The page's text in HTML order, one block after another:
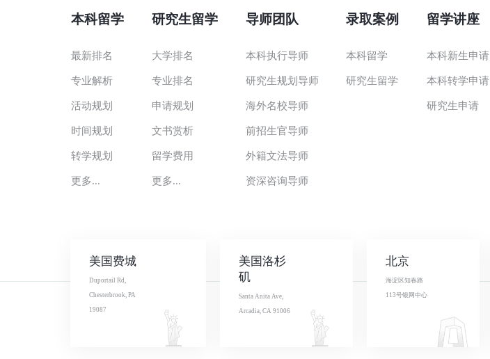
本科留学
最新排名
专业解析
活动规划
时间规划
转学规划
更多...
研究生留学
大学排名
专业排名
申请规划
文书赏析
留学费用
更多...
导师团队
本科执行导师
研究生规划导师
海外名校导师
前招生官导师
外籍文法导师
资深咨询导师
录取案例
本科留学
研究生留学
留学讲座
本科新生申请
本科转学申请
研究生申请
美国费城
Duportail Rd,
Chesterbrook, PA
19087
美国洛杉
矶
Santa Anita Ave,
Arcadia, CA 91006
北京
海淀区知春路
113号银网中心